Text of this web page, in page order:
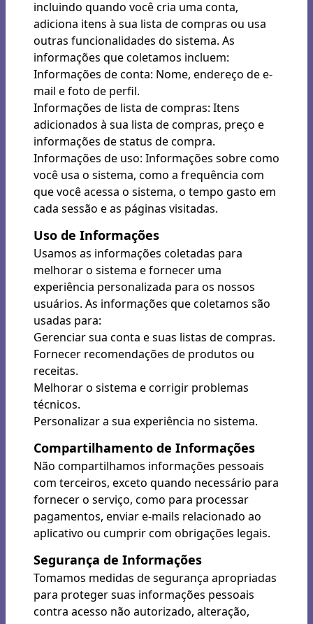
incluindo quando você cria uma conta,
adiciona itens à sua lista de compras ou usa
outras funcionalidades do sistema. As
informações que coletamos incluem:
Informações de conta: Nome, endereço de e-
mail e foto de perfil.
Informações de lista de compras: Itens
adicionados à sua lista de compras, preço e
informações de status de compra.
Informações de uso: Informações sobre como
você usa o sistema, como a frequência com
que você acessa o sistema, o tempo gasto em
cada sessão e as páginas visitadas.
Uso de Informações
Usamos as informações coletadas para
melhorar o sistema e fornecer uma
experiência personalizada para os nossos
usuários. As informações que coletamos são
usadas para:
Gerenciar sua conta e suas listas de compras.
Fornecer recomendações de produtos ou
receitas.
Melhorar o sistema e corrigir problemas
técnicos.
Personalizar a sua experiência no sistema.
Compartilhamento de Informações
Não compartilhamos informações pessoais
com terceiros, exceto quando necessário para
fornecer o serviço, como para processar
pagamentos, enviar e-mails relacionado ao
aplicativo ou cumprir com obrigações legais.
Segurança de Informações
Tomamos medidas de segurança apropriadas
para proteger suas informações pessoais
contra acesso não autorizado, alteração,